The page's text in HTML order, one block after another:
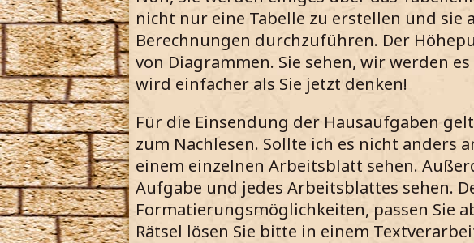
nicht nur eine Tabelle zu erstellen und
Berechnungen durchzuführen. Der
von Diagrammen. Sie sehen, wir werden
wird einfacher als Sie jetzt denken!
Für die Einsendung der Hausaufgaben
zum Nachlesen. Sollte ich es nicht anders
einem einzelnen Arbeitsblatt sehen.
Aufgabe und jedes Arbeitsblattes sehen.
Formatierungsmöglichkeiten, passen Sie
Rätsel lösen Sie bitte in einem